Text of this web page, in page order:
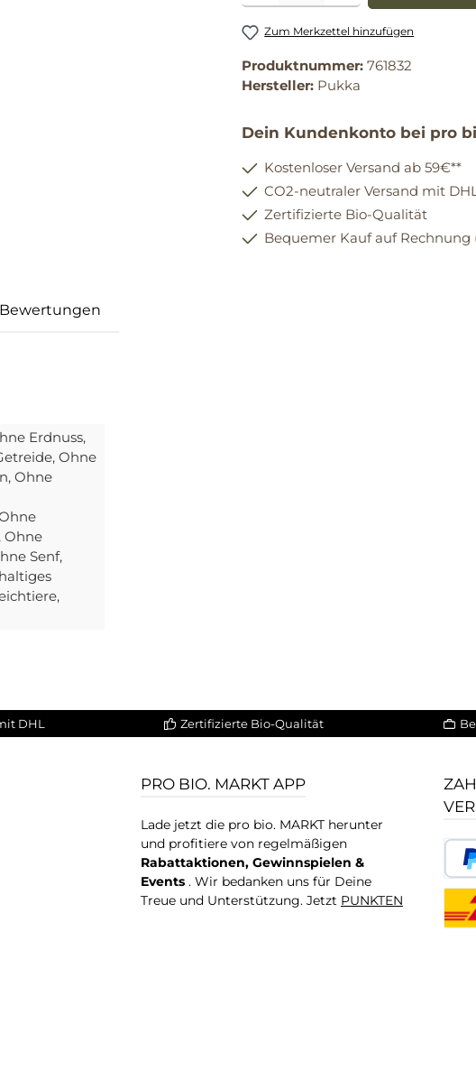
Zum Merkzettel hinzufügen
Produktnummer: 761832
Hersteller: Pukka
Dein Kundenkonto bei pro
Kostenloser Versand ab 59€**
CO2-neutraler Versand mit DHL
Zertifizierte Bio-Qualität
Bequemer Kauf auf Rechnung
Bewertungen
Erdnuss,
, Ohne
, Ohne
, Ohne
Senf,
,
DHL Zertifizierte Bio-Qualität
PRO BIO. MARKT APP
Lade jetzt die pro bio. MARKT herunter
und profitiere von regelmäßigen
Rabattaktionen, Gewinnspielen &
Events . Wir bedanken uns für Deine
Treue und Unterstützung. Jetzt PUNKTEN